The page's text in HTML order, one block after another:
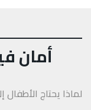
أمان
لماذا يحتاج